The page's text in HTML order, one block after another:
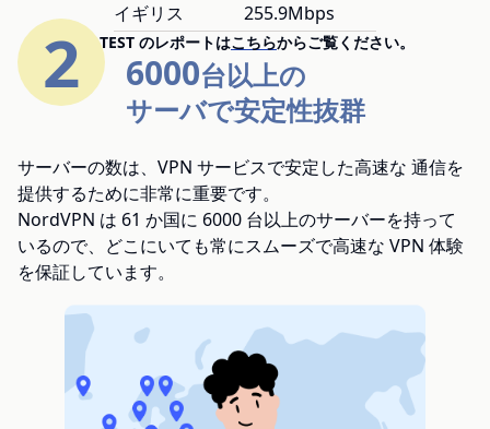
イギリス
255.9Mbps
AV-TEST のレポートはこちらからご覧ください。
2 6000台以上の
サーバで安定性抜群
サーバーの数は、VPN サービスで安定した高速な 通信を
提供するために非常に重要です。
NordVPN は 61 か国に 6000 台以上のサーバーを持って
いるので、どこにいても常にスムーズで高速な VPN 体験
を保証しています。